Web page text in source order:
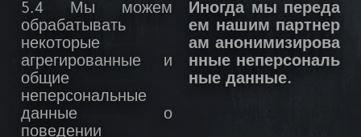
5.4 Мы можем
обрабатывать
некоторые
агрегированные и
общие
неперсональные
данные о
поведении
Иногда мы переда
ем нашим партнер
ам анонимизирова
нные неперсональ
ные данные.